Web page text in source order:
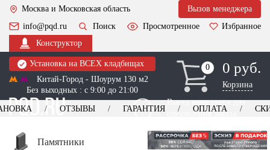
Москва и Московская область
Вызов менеджера
info@pqd.ru
Поиск Просмотренное
Избранное
Конструктор
Установка на ВСЕХ кладбищах
Китай-Город - Шоурум 130 м2
Без выходных : с 9:00 до 21:00
0
0 0 руб.
Корзина
Выезд менеджера для
оформления заказа
+7 (495) 518-44-23
ОТЗЫВЫ ГАРАНТИЯ ОПЛАТА
Памятники